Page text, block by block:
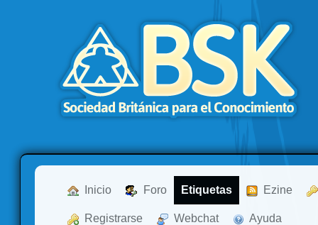
Inicio Foro Etiquetas Ezine
Registrarse Webchat Ayuda